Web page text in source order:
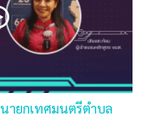
ายกเทศมนตรีตำบล